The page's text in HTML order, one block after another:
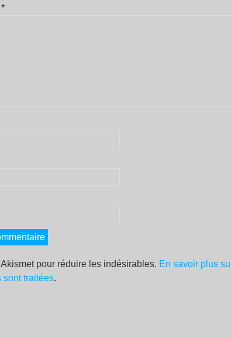
*
pour réduire les indésirables. En savoir plus
sont traitées.